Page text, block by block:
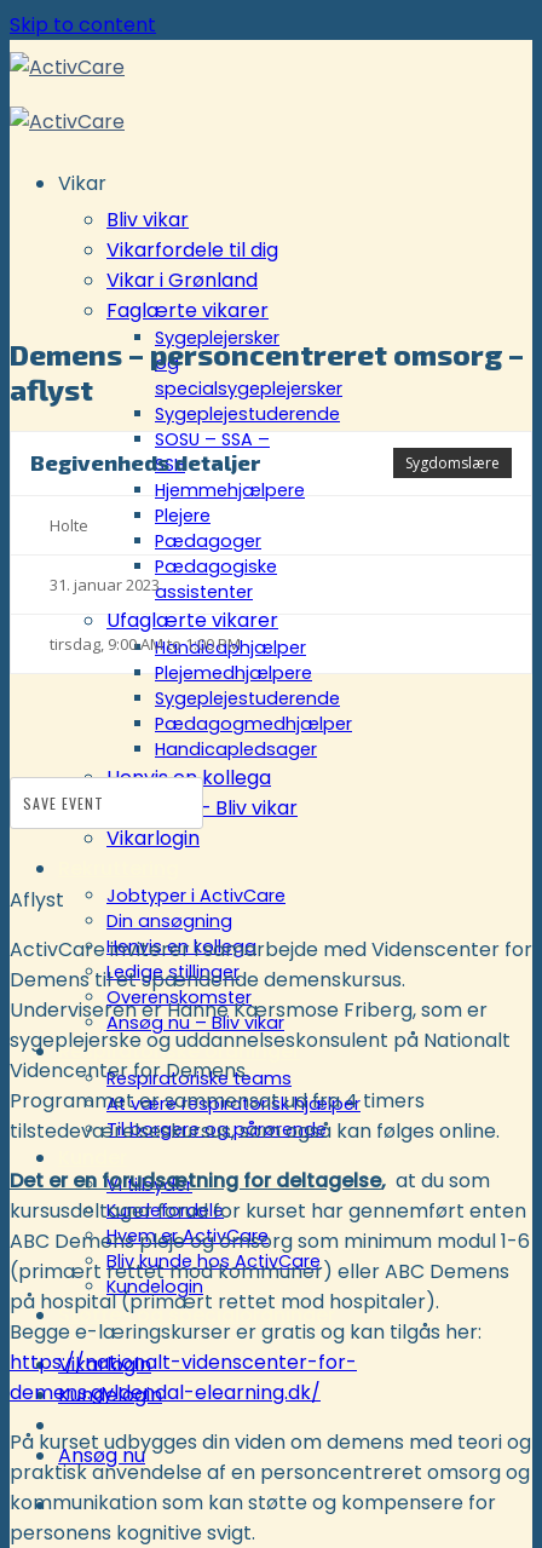
Skip to content
Vikar
Bliv vikar
Vikarfordele til dig
Vikar i Grønland
Faglærte vikarer
Sygeplejersker
og
specialsygeplejersker
Sygeplejestuderende
SOSU – SSA –
SSH
Hjemmehjælpere
Plejere
Pædagoger
Pædagogiske
assistenter
Ufaglærte vikarer
Handicaphjælper
Plejemedhjælpere
Sygeplejestuderende
Pædagogmedhjælper
Handicapledsager
Henvis en kollega
Ansøg nu – Bliv vikar
Vikarlogin
Jobtyper i ActivCare
Din ansøgning
Henvis en kollega
Ledige stillinger
Overenskomster
Ansøg nu – Bliv vikar
Respiratoriske ordninger
Respiratoriske teams
At være respiratorisk hjælper
Til borgere og pårørende
Vi tilbyder
Kundefordele
Hvem er ActivCare
Bliv kunde hos ActivCare
Kundelogin
Støtte- og specialordninger
Vikarlogin
Kundelogin
Ansøg nu
Demens – personcentreret omsorg –
aflyst
Sygdomslære
Begivenheds detaljer
Holte
31. januar 2023
tirsdag, 9:00 AM to 1:00 PM
SAVE EVENT
Aflyst
ActivCare inviterer i samarbejde med Videnscenter for
Demens til et spændende demenskursus.
Underviseren er Hanne Kærsmose Friberg, som er
sygeplejerske og uddannelseskonsulent på Nationalt
Videncenter for Demens.
Programmet er sammensat ud fra 4 timers
tilstedeværelseskursus, som også kan følges online.
Det er en forudsætning for deltagelse, at du som
kursusdeltager forud for kurset har gennemført enten
ABC Demens pleje og omsorg som minimum modul 1-6
(primært rettet mod kommuner) eller ABC Demens
på hospital (primært rettet mod hospitaler).
Begge e-læringskurser er gratis og kan tilgås her:
https://nationalt-videnscenter-for-
demens.gyldendal-elearning.dk/
På kurset udbygges din viden om demens med teori og
praktisk anvendelse af en personcentreret omsorg og
kommunikation som kan støtte og kompensere for
personens kognitive svigt.